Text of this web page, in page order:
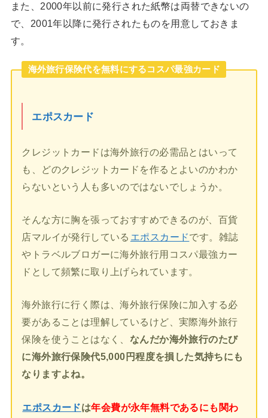
また、2000年以前に発行された紙幣は両替できないの
で、2001年以降に発行されたものを用意しておきま
す。
海外旅行保険代を無料にするコスパ最強カード
エポスカード
クレジットカードは海外旅行の必需品とはいって
も、どのクレジットカードを作るとよいのかわか
らないという人も多いのではないでしょうか。
そんな方に胸を張っておすすめできるのが、百貨
店マルイが発行している エポスカードです。雑誌
やトラベルブロガーに海外旅行用コスパ最強カー
ドとして頻繁に取り上げられています。
海外旅行に行く際は、海外旅行保険に加入する必
要があることは理解しているけど、実際海外旅行
保険を使うことはなく、 なんだか海外旅行のたび
に海外旅行保険代5,000円程度を損した気持ちにも
なりますよね。
エポスカードは年会費が永年無料であるにも関わ